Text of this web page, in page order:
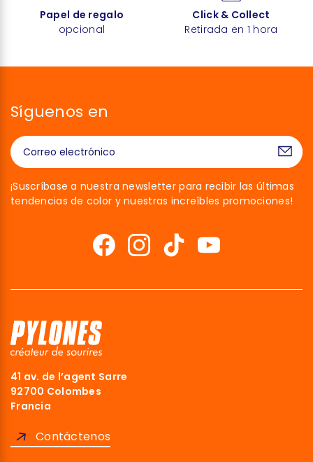
Papel de regalo
opcional
Click & Collect
Retirada en 1 hora
Síguenos en
¡Suscríbase a nuestra newsletter para recibir las últimas
tendencias de color y nuestras increíbles promociones!
41 av. de l’agent Sarre
92700 Colombes
Francia
Contáctenos